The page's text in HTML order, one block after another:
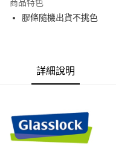
Apple Pay
ATM付款
全家取貨付款-上蓋專用
商品特色
膠條隨機出貨不挑色
詳細說明